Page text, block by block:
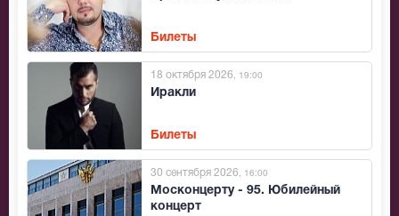
Билеты
Иракли
18 октября 2026 , 19:00
Билеты
Москонцерту - 95. Юбилейный
концерт
30 сентября 2026 , 16:00